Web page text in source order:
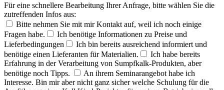
Für eine schnellere Bearbeitung Ihrer Anfrage, bitte wählen Sie die
zutreffenden Infos aus:
Bitte nehmen Sie mit mir Kontakt auf, weil ich noch einige
Fragen habe.
Ich benötige Informationen zu Preise und
Lieferbedingungen
Ich bin bereits ausreichend informiert und
benötige einen Lieferanten für Materialien.
Ich habe bereits
Erfahrung in der Verarbeitung von Sumpfkalk-Produkten, aber
benötige noch Tipps.
An ihrem Seminarangebot habe ich
Interesse. Bin mir aber nicht ganz sicher welche Schulung für die